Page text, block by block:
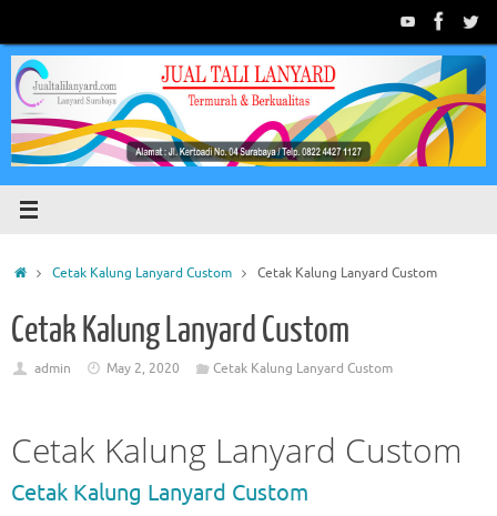
content
HomeCetak Kalung Lanyard Custom Cetak Kalung Lanyard Custom
Cetak Kalung Lanyard Custom
admin May 2, 2020 Cetak Kalung Lanyard Custom
Cetak Kalung Lanyard Custom
Cetak Kalung Lanyard Custom